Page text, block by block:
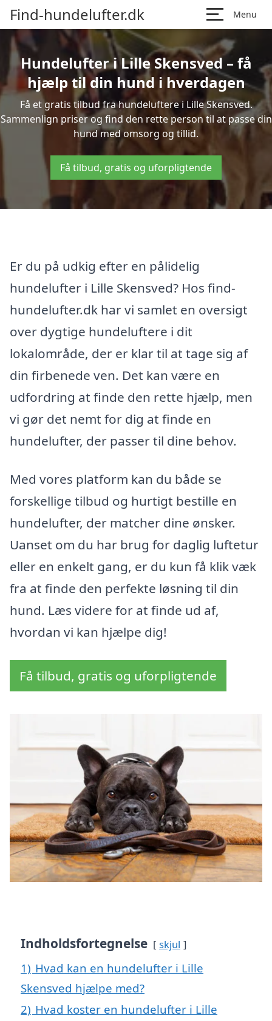
Find-hundelufter.dk Menu
Hundelufter i Lille Skensved – få
hjælp til din hund i hverdagen
Få et gratis tilbud fra hundeluftere i Lille Skensved.
Sammenlign priser og find den rette person til at passe din
hund med omsorg og tillid.
Få tilbud, gratis og uforpligtende
Er du på udkig efter en pålidelig
hundelufter i Lille Skensved? Hos find-
hundelufter.dk har vi samlet en oversigt
over dygtige hundeluftere i dit
lokalområde, der er klar til at tage sig af
din firbenede ven. Det kan være en
udfordring at finde den rette hjælp, men
vi gør det nemt for dig at finde en
hundelufter, der passer til dine behov.
Med vores platform kan du både se
forskellige tilbud og hurtigt bestille en
hundelufter, der matcher dine ønsker.
Uanset om du har brug for daglig luftetur
eller en enkelt gang, er du kun få klik væk
fra at finde den perfekte løsning til din
hund. Læs videre for at finde ud af,
hvordan vi kan hjælpe dig!
Få tilbud, gratis og uforpligtende
Indholdsfortegnelse skjul
1) Hvad kan en hundelufter i Lille
Skensved hjælpe med?
2) Hvad koster en hundelufter i Lille